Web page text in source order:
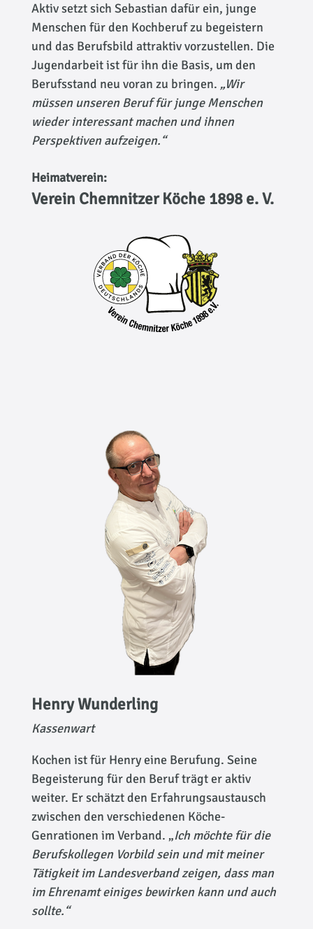
Aktiv setzt sich Sebastian dafür ein, junge
Menschen für den Kochberuf zu begeistern
und das Berufsbild attraktiv vorzustellen. Die
Jugendarbeit ist für ihn die Basis, um den
Berufsstand neu voran zu bringen. „Wir
müssen unseren Beruf für junge Menschen
wieder interessant machen und ihnen
Perspektiven aufzeigen.“
Heimatverein:
Verein Chemnitzer Köche 1898 e. V.
Henry Wunderling
Kassenwart
Kochen ist für Henry eine Berufung. Seine
Begeisterung für den Beruf trägt er aktiv
weiter. Er schätzt den Erfahrungsaustausch
zwischen den verschiedenen Köche-
Genrationen im Verband. „Ich möchte für die
Berufskollegen Vorbild sein und mit meiner
Tätigkeit im Landesverband zeigen, dass man
im Ehrenamt einiges bewirken kann und auch
sollte.“